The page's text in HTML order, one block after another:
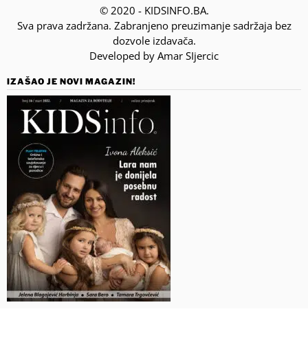
© 2020 - KIDSINFO.BA.
Sva prava zadržana. Zabranjeno preuzimanje sadržaja bez
dozvole izdavača.
Developed by Amar SIjercic
IZAŠAO JE NOVI MAGAZIN!